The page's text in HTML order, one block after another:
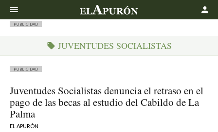
PUBLICIDAD
JUVENTUDES SOCIALISTAS
PUBLICIDAD
Juventudes Socialistas denuncia el retraso en el
pago de las becas al estudio del Cabildo de La
Palma
EL APURÓN